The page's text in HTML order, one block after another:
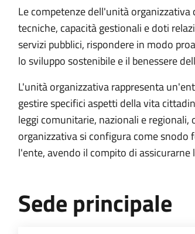
Le competenze dell'unità
tecniche, capacità gestionali e doti
servizi pubblici, rispondere in modo
lo sviluppo sostenibile e il benessere
L'unità organizzativa rappresenta
gestire specifici aspetti della vita
leggi comunitarie, nazionali e
organizzativa si configura come
l'ente, avendo il compito di
Sede principale